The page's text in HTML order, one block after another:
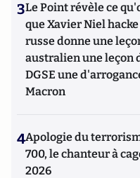
3Le Point révèle ce
que Xavier Niel
russe donne une
australien une leçon
DGSE une
Macron
4Apologie du
700, le chanteur à
2026